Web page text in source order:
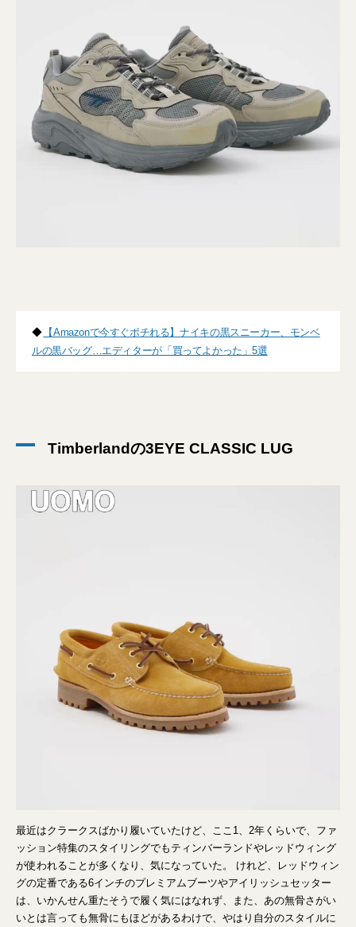
◆ 【Amazonで今すぐポチれる】ナイキの黒スニーカー、モンベ
ルの黒バッグ…エディターが「買ってよかった」5選
Timberlandの3EYE CLASSIC LUG
最近はクラークスばかり履いていたけど、ここ1、2年くらいで、ファ
ッション特集のスタイリングでもティンバーランドやレッドウィング
が使われることが多くなり、気になっていた。 けれど、レッドウィン
グの定番である6インチのプレミアムブーツやアイリッシュセッター
は、いかんせん重たそうで履く気にはなれず、また、あの無骨さがい
いとは言っても無骨にもほどがあるわけで、やはり自分のスタイルに